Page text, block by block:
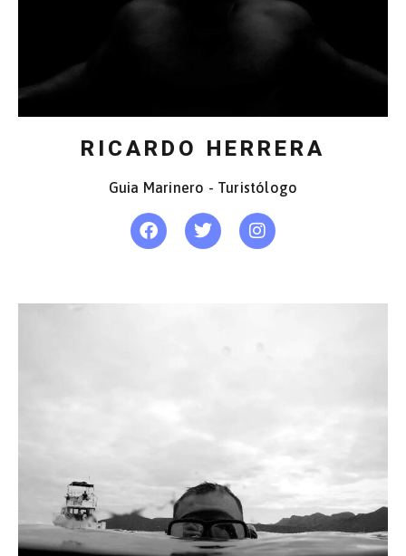
RICARDO HERRERA
Guia Marinero - Turistólogo